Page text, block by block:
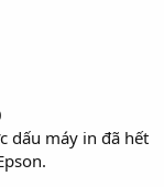
dấu máy in đã hết